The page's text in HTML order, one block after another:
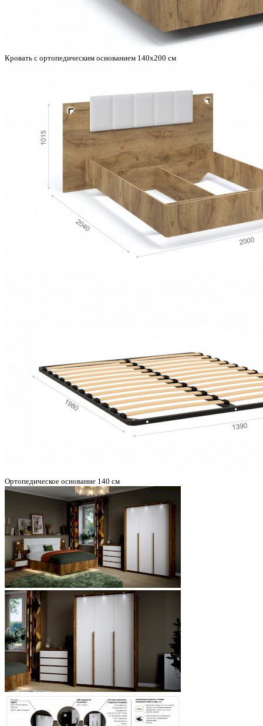
Кровать с ортопедическим основанием 140х200 см
Ортопедическое основание 140 см